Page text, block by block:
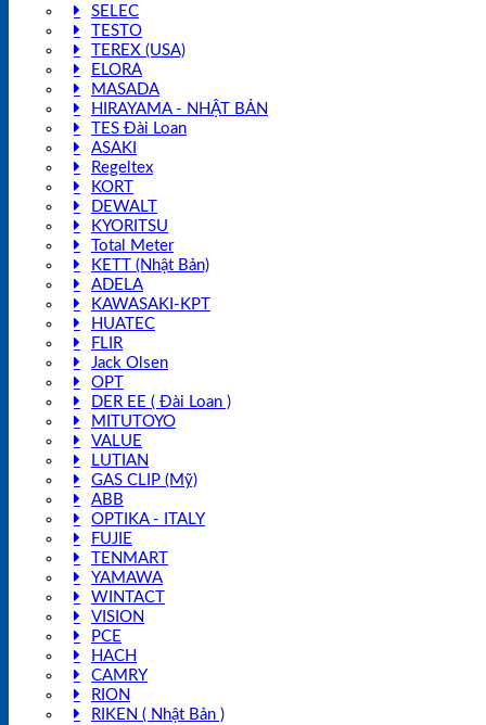
SELEC
TESTO
TEREX (USA)
ELORA
MASADA
HIRAYAMA - NHẬT BẢN
TES Đài Loan
ASAKI
Regeltex
KORT
DEWALT
KYORITSU
Total Meter
KETT (Nhật Bản)
ADELA
KAWASAKI-KPT
HUATEC
FLIR
Jack Olsen
OPT
DER EE ( Đài Loan )
MITUTOYO
VALUE
LUTIAN
GAS CLIP (Mỹ)
ABB
OPTIKA - ITALY
FUJIE
TENMART
YAMAWA
WINTACT
VISION
PCE
HACH
CAMRY
RION
RIKEN ( Nhật Bản )